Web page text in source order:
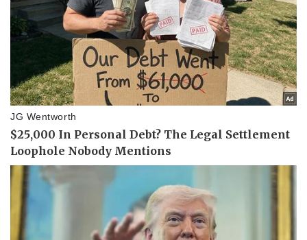
Thể thao
Bóng đá
Lịch thi đấu bóng đá
eSports
Hậu trường
Ô tô - Xe máy